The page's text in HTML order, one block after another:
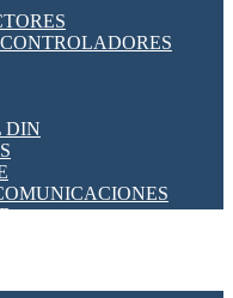
DE CORRIENTE
PROGRAMABLES
DIN